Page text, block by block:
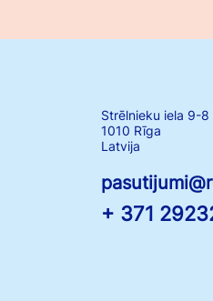
Strēlnieku iela 9-8
1010 Rīga
Latvija
+ 371